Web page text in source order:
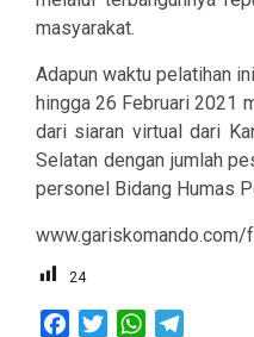
masyarakat.
Adapun waktu pelatihan
hingga 26 Februari 2021
dari siaran virtual dari
Selatan dengan jumlah
personel Bidang Humas
24
FacebookTwitterWhatsApp